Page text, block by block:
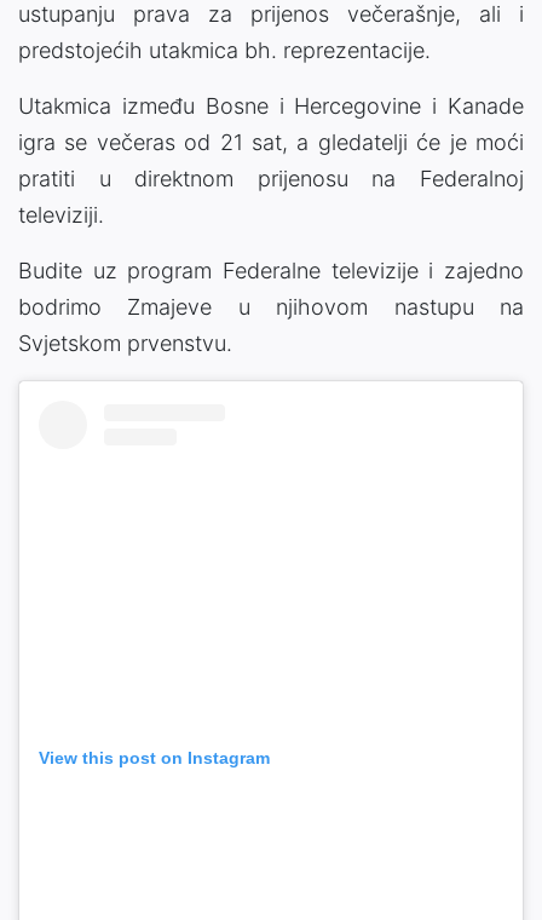
ustupanju prava za prijenos večerašnje, ali i
predstojećih utakmica bh. reprezentacije.
Utakmica između Bosne i Hercegovine i Kanade
igra se večeras od 21 sat, a gledatelji će je moći
pratiti u direktnom prijenosu na Federalnoj
televiziji.
Budite uz program Federalne televizije i zajedno
bodrimo Zmajeve u njihovom nastupu na
Svjetskom prvenstvu.
View this post on Instagram